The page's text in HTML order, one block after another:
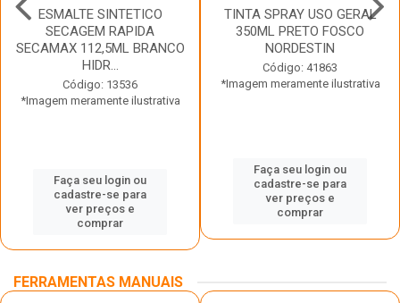
ESMALTE SINTETICO
SECAGEM RAPIDA
SECAMAX 112,5ML BRANCO
HIDR...
Código: 13536
*Imagem meramente ilustrativa
Faça seu login ou
cadastre-se para
ver preços e
comprar
TINTA SPRAY USO GERAL
350ML PRETO FOSCO
NORDESTIN
Código: 41863
*Imagem meramente ilustrativa
Faça seu login ou
cadastre-se para
ver preços e
comprar
FERRAMENTAS MANUAIS